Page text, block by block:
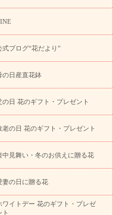
)
急便 お祝い商品一覧
・快気祝い
ラワー
やみの花
四十九日法要以
のお供えフラワー
お盆（新
見舞い
お取り寄せギフト
ミディ胡蝶蘭
プリザーブ
ンジメント 花束
スタ
胡蝶蘭 胡蝶蘭・花鉢
供え
世界初の青色胡蝶蘭
プリザーブドフラワー
式ブログ“花だより”
の日産直花鉢
の日 花のギフト・プレゼント
老の日 花のギフト・プレゼント
中見舞い・冬のお供えに贈る花
妻の日に贈る花
ワイトデー 花のギフト・プレゼ
ト